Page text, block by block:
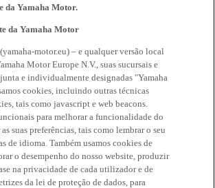
da Yamaha Motor.
da Yamaha Motor
motor.eu) – e qualquer versão local
Motor Europe N.V., suas sucursais e
e individualmente designadas "Yamaha
cookies, incluindo outras técnicas
tais como javascript e web beacons.
para melhorar a funcionalidade do
suas preferências, tais como lembrar o seu
de idioma. Também usamos cookies de
o desempenho do nosso website, produzir
na privacidade de cada utilizador e de
da lei de proteção de dados, para